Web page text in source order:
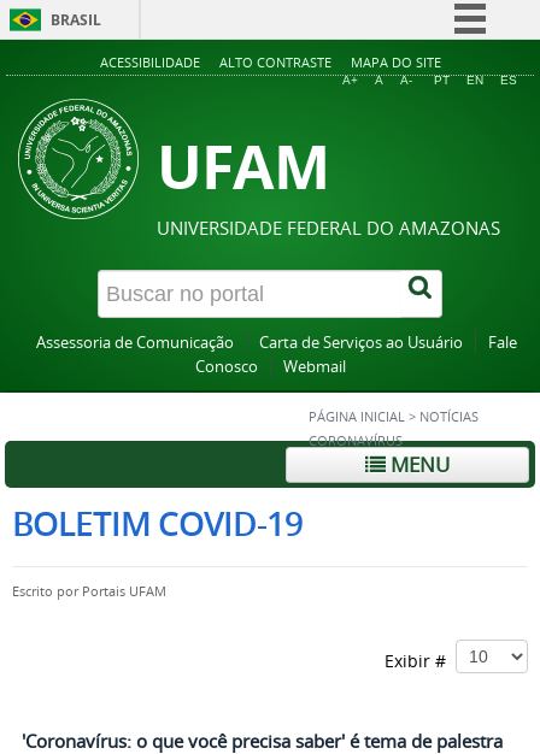
BRASIL
Simplifique!
Acesso à informação
ACESSIBILIDADE ALTO CONTRASTE MAPA DO SITE
A+ A A- PT EN ES
UFAM
UNIVERSIDADE FEDERAL DO AMAZONAS
Assessoria de Comunicação Carta de Serviços ao Usuário
Fale
Conosco
Webmail
PÁGINA INICIAL > NOTÍCIAS
CORONAVÍRUS
MENU
BOLETIM COVID-19
Escrito por Portais UFAM
Exibir #
'Coronavírus: o que você precisa saber' é tema de palestra